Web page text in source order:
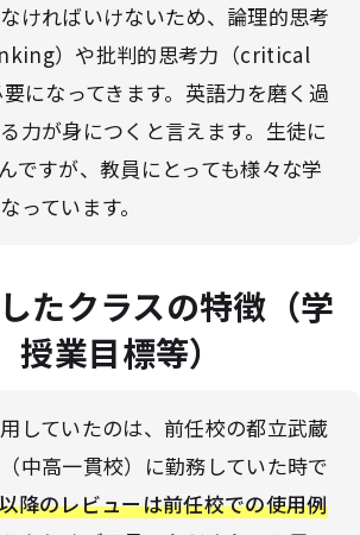
ければいけないため、論理的思考
）や批判的思考力（critical
になってきます。英語力を磨く過
力が身につくと言えます。生徒に
ですが、教員にとっても様々な学
っています。
たクラスの特徴（学
業目標等）
していたのは、前任校の都立武蔵
中高一貫校）に勤務していた時で
降のレビューは前任校での使用例